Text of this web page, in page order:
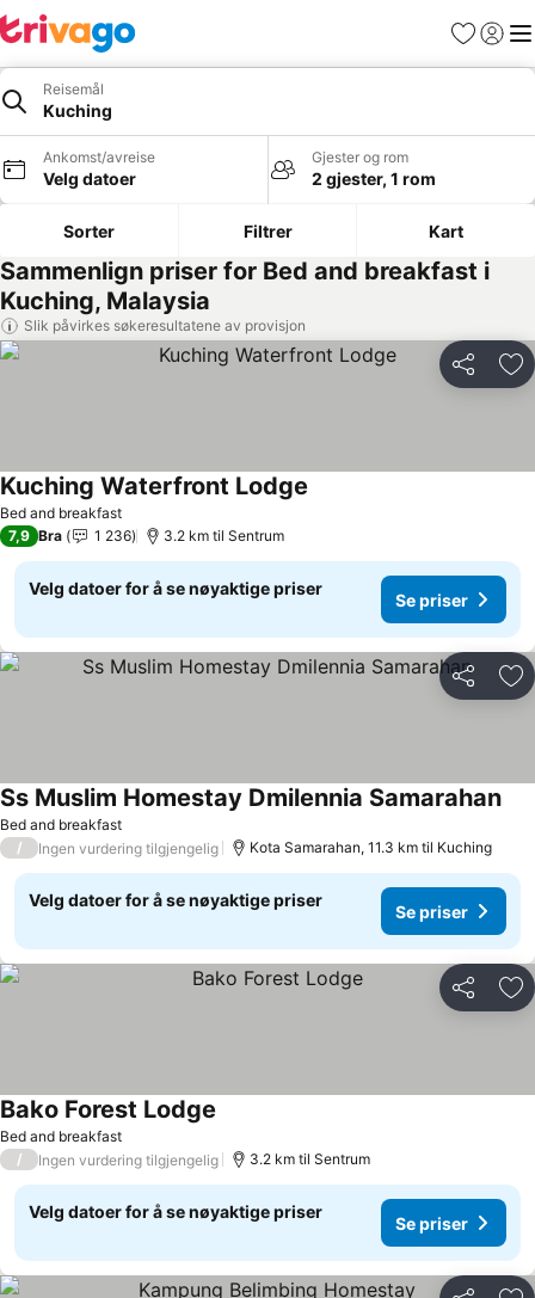
Favoritter
Logg
Reisemål
Kuching
Ankomst/avreise
Velg datoer
Gjester og rom
2 gjester, 1 rom
Sorter Filtrer Kart
Sammenlign priser for Bed and breakfast i
Kuching, Malaysia
Slik påvirkes søkeresultatene av provisjon
Del
Bed and breakfast
Kuching Waterfront Lodge
7,9 Bra 1 236 3.2 km til Sentrum
Velg datoer for å se nøyaktige priser
Se priser
Del
Bed and breakfast
Ss Muslim Homestay Dmilennia SamarahanSe
/ Ingen vurdering tilgjengelig Kota Samarahan, 11.3 km til Kuching
Velg datoer for å se nøyaktige priser
Se priser
Del
Bed and breakfast
Bako Forest Lodge
/ Ingen vurdering tilgjengelig 3.2 km til Sentrum
Velg datoer for å se nøyaktige priser
Se priser